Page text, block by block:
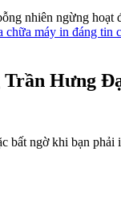
nhiên ngừng
chữa máy in đáng tin
Hưng
bất ngờ khi bạn